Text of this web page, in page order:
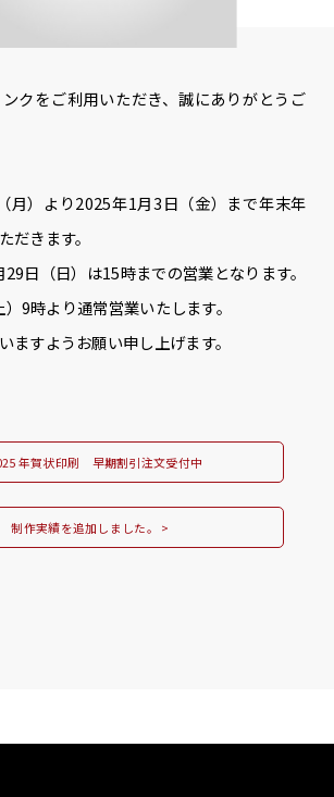
クをご利用いただき、誠にありがとうご
月）より2025年1月3日（金）まで年末年
だきます。
日（日）は15時までの営業となります。
9時より通常営業いたします。
ますようお願い申し上げます。
年賀状印刷 早期割引注文受付中
制作実績を追加しました。 >